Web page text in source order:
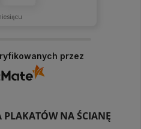
przez
PLAKATÓW NA ŚCIANĘ